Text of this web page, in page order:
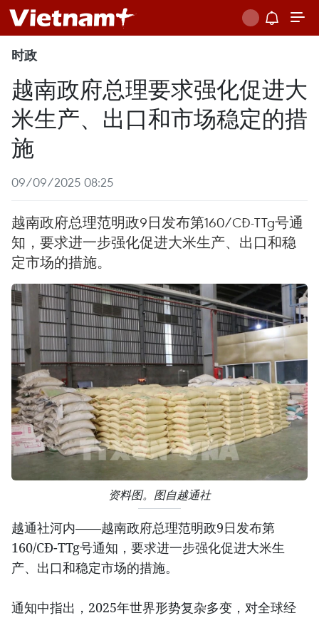
时政
越南政府总理要求强化促进大
米生产、出口和市场稳定的措
施
09/09/2025 08:25
越南政府总理范明政9日发布第160/CĐ-TTg号通
知，要求进一步强化促进大米生产、出口和稳
定市场的措施。
资料图。图自越通社
越通社河内——越南政府总理范明政9日发布第
160/CĐ-TTg号通知，要求进一步强化促进大米生
产、出口和稳定市场的措施。
通知中指出，2025年世界形势复杂多变，对全球经